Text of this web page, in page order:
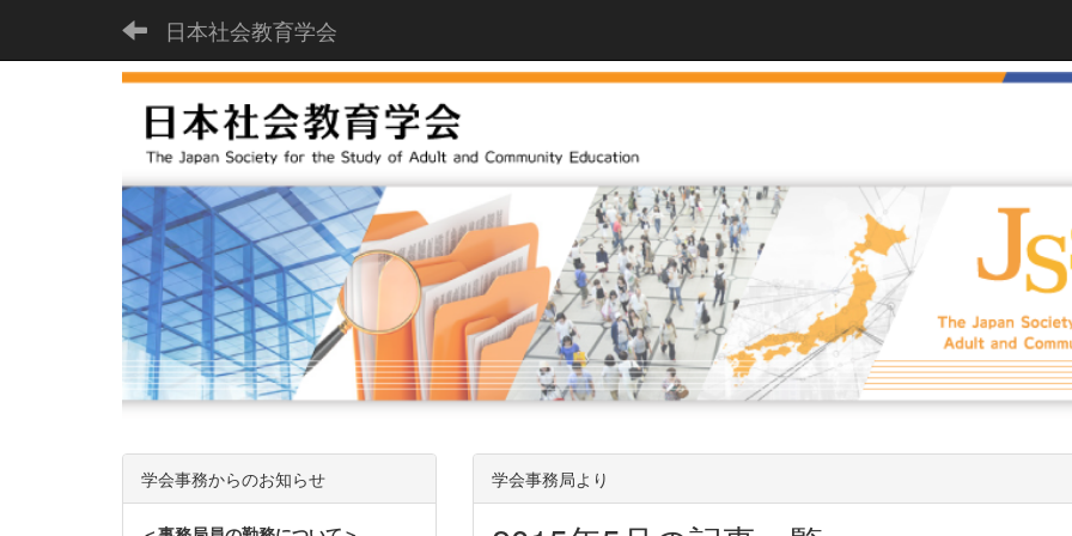
日本社会教育学会
学会事務局より
学会事務からのお知らせ